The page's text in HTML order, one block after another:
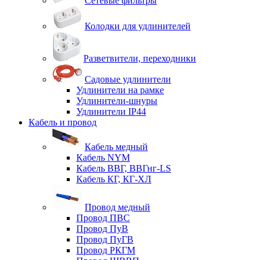
Колодки для удлинителей
Разветвители, переходники
Садовые удлинители
Удлинители на рамке
Удлинители-шнуры
Удлинители IP44
Кабель и провод
Кабель медный
Кабель NYM
Кабель ВВГ, ВВГнг-LS
Кабель КГ, КГ-ХЛ
Провод медный
Провод ПВС
Провод ПуВ
Провод ПуГВ
Провод РКГМ